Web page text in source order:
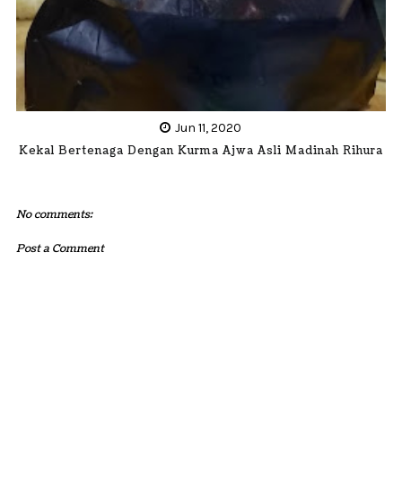
Jun 11, 2020
Kekal Bertenaga Dengan Kurma Ajwa Asli Madinah Rihura
No comments:
Post a Comment